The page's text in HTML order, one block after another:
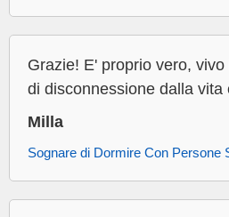
Grazie! E' proprio vero,
di disconnessione dalla vita
Milla
Sognare di Dormire Con Persone